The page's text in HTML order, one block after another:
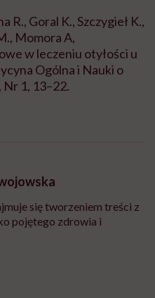
R., Goral K., Szczygieł K.,
Momora A,
w leczeniu otyłości u
Ogólna i Nauki o
1, 13–22.
się tworzeniem treści z
pojętego zdrowia i